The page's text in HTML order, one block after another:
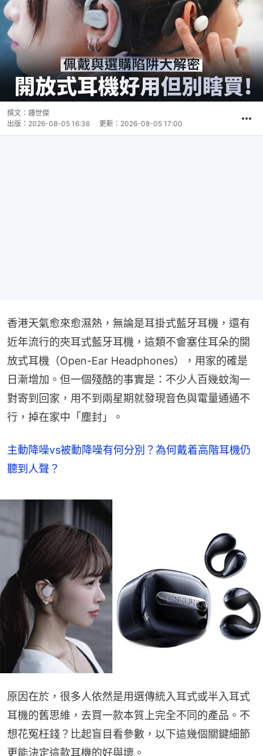
撰文： 鍾世傑
出版： 2026-08-05 16:36 更新： 2026-08-05 17:00
香港天氣愈來愈濕熱，無論是耳掛式藍牙耳機，還有
近年流行的夾耳式藍牙耳機，這類不會塞住耳朵的開
放式耳機（Open-Ear Headphones），用家的確是
日漸增加。但一個殘酷的事實是：不少人百幾蚊淘一
對寄到回家，用不到兩星期就發現音色與電量通通不
行，掉在家中「塵封」。
主動降噪vs被動降噪有何分別？為何戴着高階耳機仍
聽到人聲？
原因在於，很多人依然是用選傳統入耳式或半入耳式
耳機的舊思維，去買一款本質上完全不同的產品。不
想花冤枉錢？比起盲目看參數，以下這幾個關鍵細節
更能決定這款耳機的好與壞。